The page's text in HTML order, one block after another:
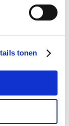
tonen
Vraag